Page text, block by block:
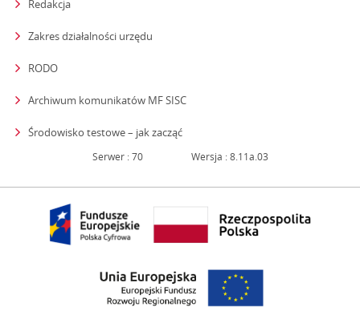
Redakcja
Zakres działalności urzędu
RODO
Archiwum komunikatów MF SISC
Środowisko testowe – jak zacząćstrona otwiera się w nowym oknie
Serwer : 70 Wersja : 8.11a.03